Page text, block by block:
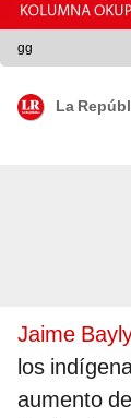
gg
La
Jaime
los
aumento